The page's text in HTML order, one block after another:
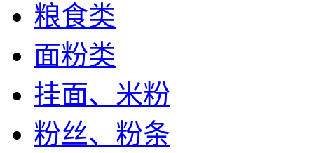
粮食类
面粉类
挂面、米粉
粉丝、粉条